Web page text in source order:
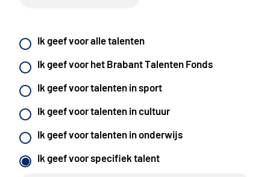
Ik geef voor alle talenten
Ik geef voor het Brabant Talenten Fonds
Ik geef voor talenten in sport
Ik geef voor talenten in cultuur
Ik geef voor talenten in onderwijs
Ik geef voor specifiek talent